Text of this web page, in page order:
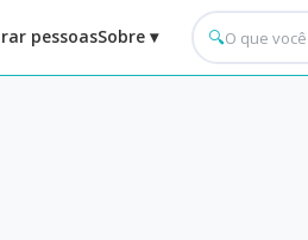
pessoasSobre ▾ 🔍